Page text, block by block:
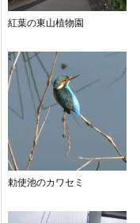
紅葉の東山植物園
勅使池のカワセミ